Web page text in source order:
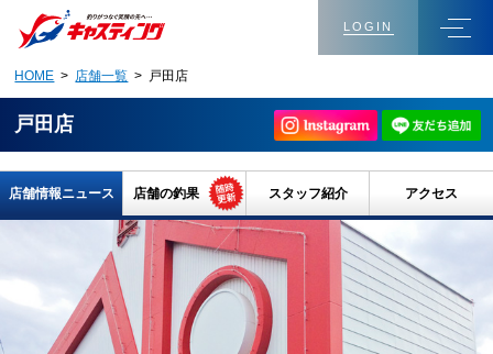
LOGIN
HOME > 店舗一覧 > 戸田店
戸田店
店舗情報ニュース 店舗の釣果 スタッフ紹介 アクセス